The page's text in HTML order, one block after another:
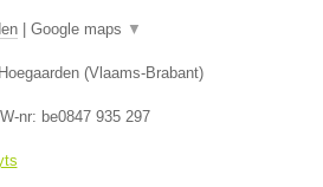
| Google maps ▼
Hoegaarden(Vlaams-Brabant)
nr: be0847 935 297